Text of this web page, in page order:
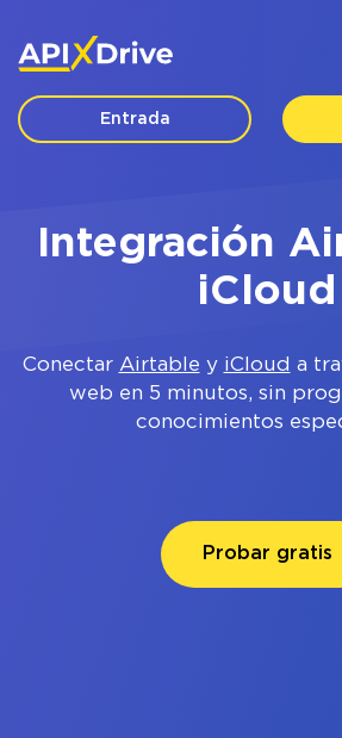
Entrada
Integración
iCloud
Conectar Airtable y iCloud a
web en 5 minutos, sin
conocimientos
Probar gratis